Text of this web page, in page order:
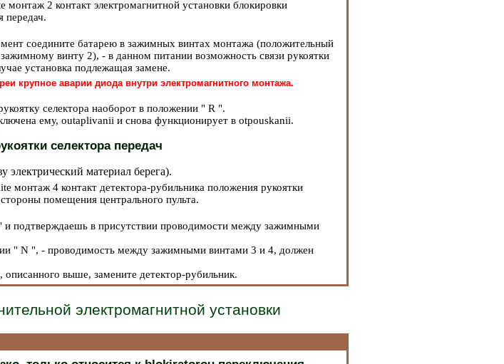
монтаж 2 контакт электромагнитной установки блокировки
передач.
соедините батарею в зажимных винтах монтажа (положительный
винту 2), - в данном питании возможность связи рукоятки
установка подлежащая замене.
крупное аварии диода внутри электромагнитного монтажа.
селектора наоборот в положении " R ".
ему, outaplivanii и снова функционирует в otpouskanii.
селектора передач
электрический материал берега).
монтаж 4 контакт детектора-рубильника положения рукоятки
помещения центрального пульта.
и подтверждаешь в присутствии проводимости между зажимными
" N ", - проводимость между зажимными винтами 3 и 4, должен
описанного выше, замените детектор-рубильник.
электромагнитной установки